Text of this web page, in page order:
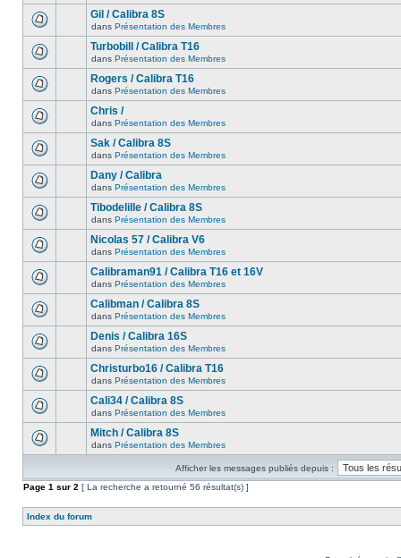
Gil / Calibra 8S
dans Présentation des Membres
Turbobill / Calibra T16
dans Présentation des Membres
Rogers / Calibra T16
dans Présentation des Membres
Chris /
dans Présentation des Membres
Sak / Calibra 8S
dans Présentation des Membres
Dany / Calibra
dans Présentation des Membres
Tibodelille / Calibra 8S
dans Présentation des Membres
Nicolas 57 / Calibra V6
dans Présentation des Membres
Calibraman91 / Calibra T16 et 16V
dans Présentation des Membres
Calibman / Calibra 8S
dans Présentation des Membres
Denis / Calibra 16S
dans Présentation des Membres
Christurbo16 / Calibra T16
dans Présentation des Membres
Cali34 / Calibra 8S
dans Présentation des Membres
Mitch / Calibra 8S
dans Présentation des Membres
Afficher les messages publiés depuis :
Page 1 sur 2 [ La recherche a retourné 56 résultat(s) ]
Index du forum